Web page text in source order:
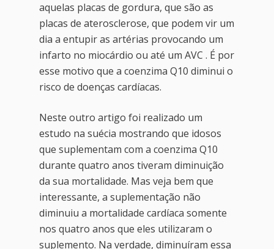
aquelas placas de gordura, que são as
placas de aterosclerose, que podem vir um
dia a entupir as artérias provocando um
infarto no miocárdio ou até um AVC . É por
esse motivo que a coenzima Q10 diminui o
risco de doenças cardíacas.
Neste outro artigo foi realizado um
estudo na suécia mostrando que idosos
que suplementam com a coenzima Q10
durante quatro anos tiveram diminuição
da sua mortalidade. Mas veja bem que
interessante, a suplementação não
diminuiu a mortalidade cardíaca somente
nos quatro anos que eles utilizaram o
suplemento. Na verdade, diminuíram essa